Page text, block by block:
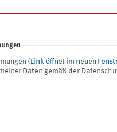
(Link öffnet im neuen
Daten gemäß der